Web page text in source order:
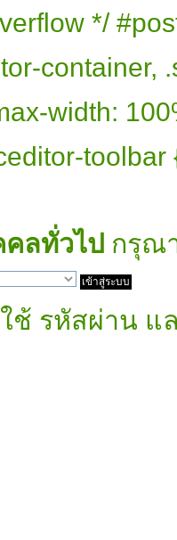
*/
container,
width:
ลทั่วไป กรุณ
ช้ รหัสผ่าน แ